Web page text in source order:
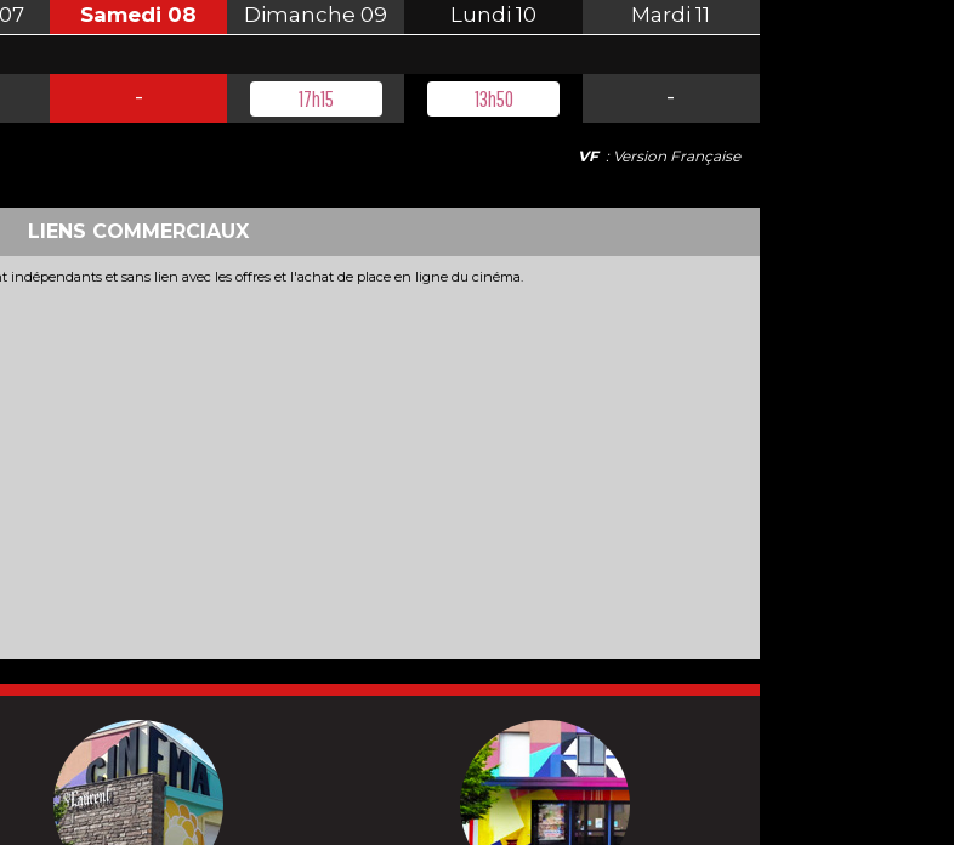
07 Samedi 08 Dimanche 09 Lundi 10 Mardi 11
- 17h15 13h50 -
VF : Version Française
LIENS COMMERCIAUX
indépendants et sans lien avec les offres et l'achat de place en ligne du cinéma.